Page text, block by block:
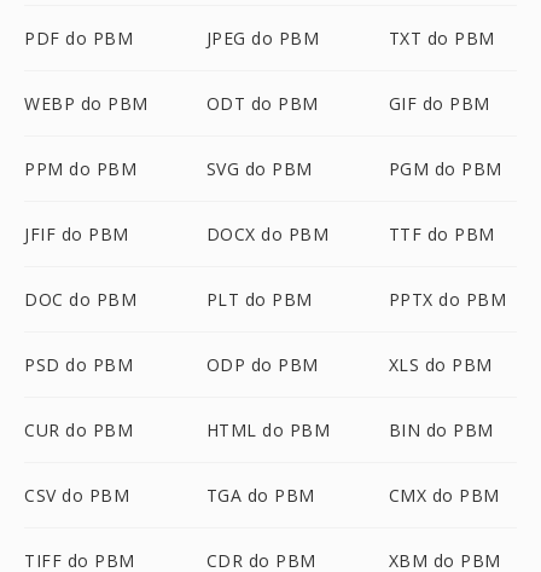
PDF do PBM JPEG do PBM TXT do PBM
WEBP do PBM ODT do PBM GIF do PBM
PPM do PBM SVG do PBM PGM do PBM
JFIF do PBM DOCX do PBM TTF do PBM
DOC do PBM PLT do PBM PPTX do PBM
PSD do PBM ODP do PBM XLS do PBM
CUR do PBM HTML do PBM BIN do PBM
CSV do PBM TGA do PBM CMX do PBM
TIFF do PBM CDR do PBM XBM do PBM